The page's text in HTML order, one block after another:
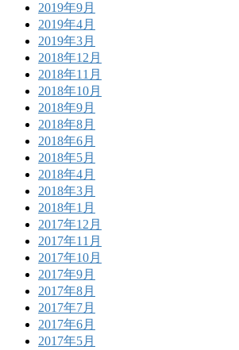
2019年9月
2019年4月
2019年3月
2018年12月
2018年11月
2018年10月
2018年9月
2018年8月
2018年6月
2018年5月
2018年4月
2018年3月
2018年1月
2017年12月
2017年11月
2017年10月
2017年9月
2017年8月
2017年7月
2017年6月
2017年5月